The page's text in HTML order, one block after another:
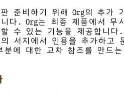
준비하기 위해 Org의 추가
다. Org는 최종 제품에서 무
수 있는 기능을 제공합니다.
서지에서 인용을 추가하고
에 대한 교차 참조를 만드는